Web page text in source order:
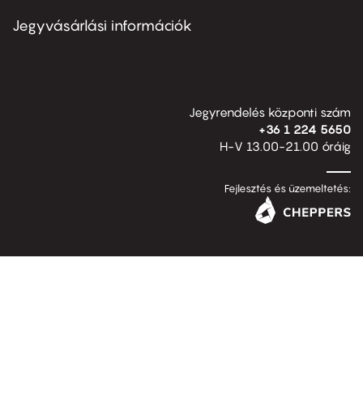
second
Jegyvásárlási információk
Jegyrendelés központi szám
+36 1 224 5650
H-V 13.00-21.00 óráig
Fejlesztés és üzemeltetés: